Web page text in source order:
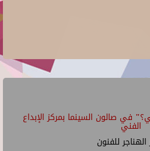
في صالون السينما بمركز الإبداع
الفني
للفنون